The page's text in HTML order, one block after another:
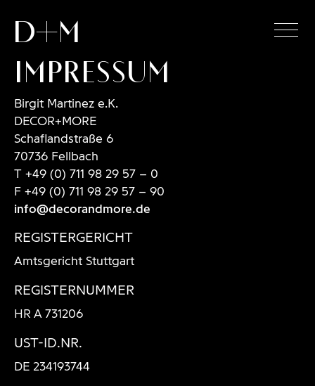
D+M
Impressum
Birgit Martinez e.K.
DECOR+MORE
Schaflandstraße 6
70736 Fellbach
T +49 (0) 711 98 29 57 – 0
F +49 (0) 711 98 29 57 – 90
info@decorandmore.de
REGISTERGERICHT
Amtsgericht Stuttgart
REGISTERNUMMER
HR A 731206
UST-ID.NR.
DE 234193744